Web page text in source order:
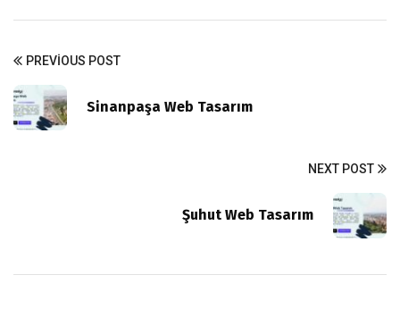
PREVIOUS POST
Sinanpaşa Web Tasarım
NEXT POST
Şuhut Web Tasarım